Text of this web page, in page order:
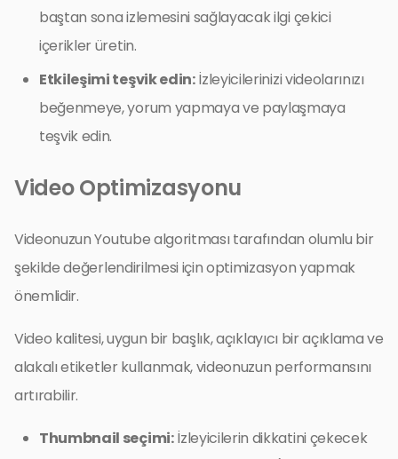
baştan sona izlemesini sağlayacak ilgi çekici
içerikler üretin.
Etkileşimi teşvik edin:İzleyicilerinizi videolarınızı
beğenmeye, yorum yapmaya ve paylaşmaya
teşvik edin.
Video Optimizasyonu
Videonuzun Youtube algoritması tarafından olumlu bir
şekilde değerlendirilmesi için optimizasyon yapmak
önemlidir.
Video kalitesi, uygun bir başlık, açıklayıcı bir açıklama ve
alakalı etiketler kullanmak, videonuzun performansını
artırabilir.
Thumbnail seçimi:İzleyicilerin dikkatini çekecek